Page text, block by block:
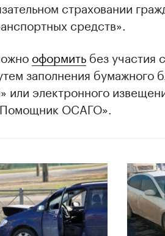
страховании
средств».
оформить без участия
заполнения бумажного
или электронного
ОСАГО».